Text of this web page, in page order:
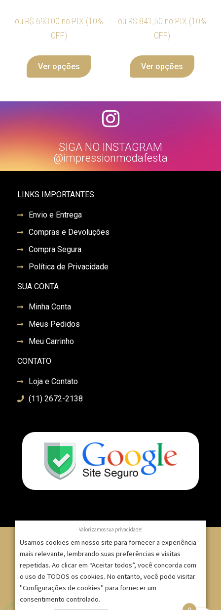
ou R$ 693,00 no PIX (10%
OFF)
Ver opções
ou R$ 841,50 no PIX (10%
OFF)
Ver opções
SIGA NO INSTAGRAM
@impressionmodafesta
LINKS IMPORTANTES
Envio e Entrega
Compras e Devoluções
Compra Segura
Política de Privacidade
SUA CONTA
Minha Conta
Meus Pedidos
Meu Carrinho
CONTATO
Loja e Contato
(11) 2672-2138
© 2007 – 2025 – ImpressionModaFesta | Rua Serra de
Japi, 1332 – Tatuapé – São Paulo/SP – CNPJ:
09.271.257/0001-52 |
Valorizamos sua privacidade!
Usamos cookies em nosso site para fornecer a experiência
mais relevante, lembrando suas preferências e visitas
repetidas. Ao clicar em “Aceitar todos”, você concorda com
o uso de TODOS os cookies. No entanto, você pode visitar
"Configurações de cookies" para fornecer um
consentimento controlado.